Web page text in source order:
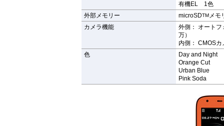
有機EL 1色
外部メモリー
microSDTM メモ
カメラ機能
外側： オート
万）
内側： CMOS
色
Day and Night
Orange Cut
Urban Blue
Pink Soda